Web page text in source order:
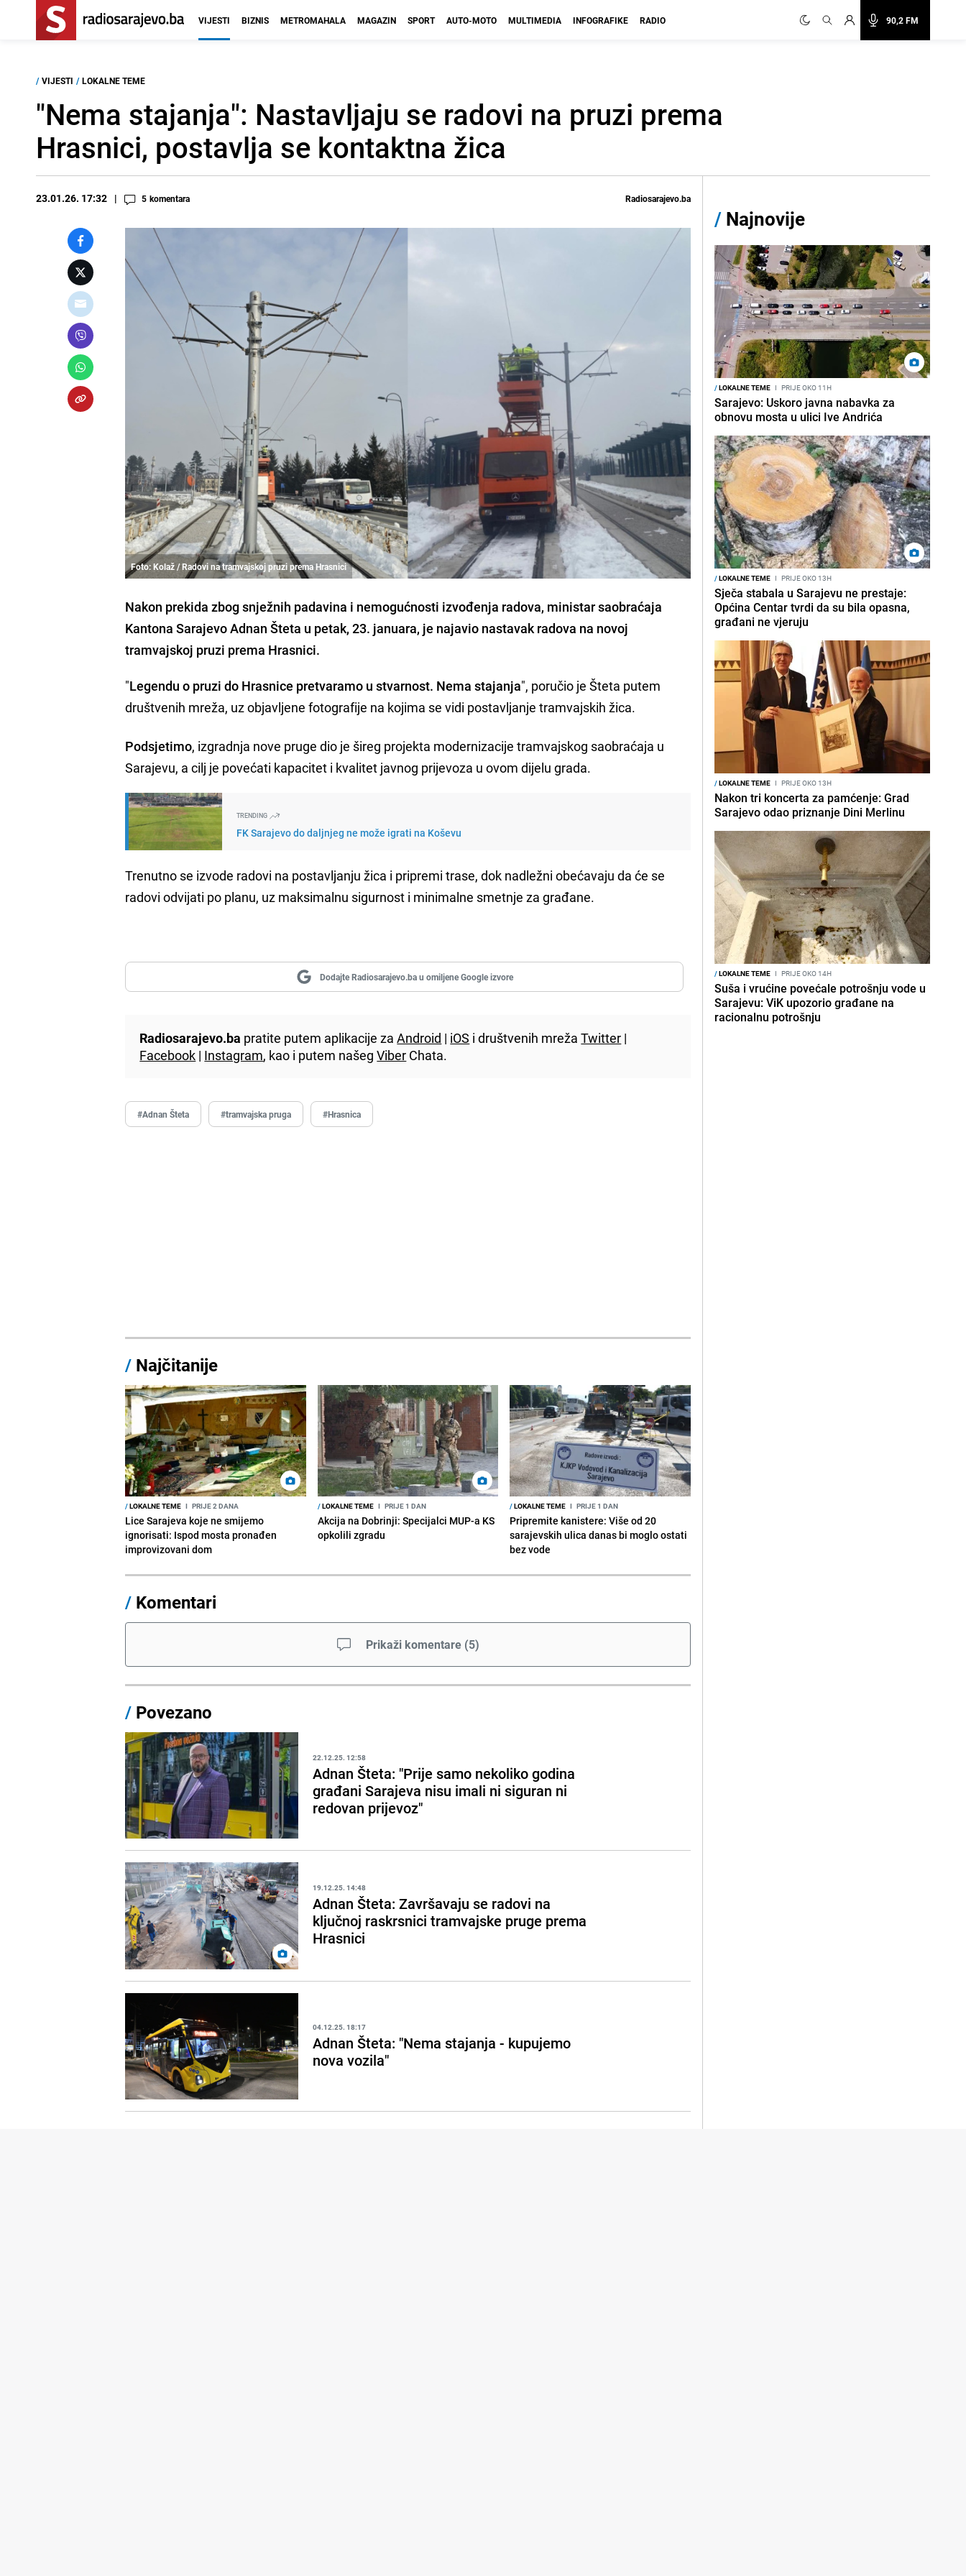
90,2 FM
VIJESTI BIZNIS METROMAHALA MAGAZIN SPORT AUTO-MOTO MULTIMEDIA INFOGRAFIKE RADIO
/ VIJESTI / LOKALNE TEME
"Nema stajanja": Nastavljaju se radovi na pruzi prema
Hrasnici, postavlja se kontaktna žica
23.01.26. 17:32 5 komentara Radiosarajevo.ba
Foto: Kolaž / Radovi na tramvajskoj pruzi prema Hrasnici
Nakon prekida zbog snježnih padavina i nemogućnosti izvođenja radova, ministar saobraćaja
Kantona Sarajevo Adnan Šteta u petak, 23. januara, je najavio nastavak radova na novoj
tramvajskoj pruzi prema Hrasnici.
"Legendu o pruzi do Hrasnice pretvaramo u stvarnost. Nema stajanja", poručio je Šteta putem
društvenih mreža, uz objavljene fotografije na kojima se vidi postavljanje tramvajskih žica.
Podsjetimo, izgradnja nove pruge dio je šireg projekta modernizacije tramvajskog saobraćaja u
Sarajevu, a cilj je povećati kapacitet i kvalitet javnog prijevoza u ovom dijelu grada.
TRENDING
FK Sarajevo do daljnjeg ne može igrati na Koševu
Trenutno se izvode radovi na postavljanju žica i pripremi trase, dok nadležni obećavaju da će se
radovi odvijati po planu, uz maksimalnu sigurnost i minimalne smetnje za građane.
Dodajte Radiosarajevo.ba u omiljene Google izvore
Radiosarajevo.ba pratite putem aplikacije zaAndroid | iOS i društvenih mrežaTwitter |
Facebook | Instagram, kao i putem našegViber Chata.
#Adnan Šteta #tramvajska pruga #Hrasnica
/ Najčitanije
/LOKALNE TEME I PRIJE 2 DANA
Lice Sarajeva koje ne smijemo
ignorisati: Ispod mosta pronađen
improvizovani dom
/LOKALNE TEME I PRIJE 1 DAN
Akcija na Dobrinji: Specijalci MUP-a KS
opkolili zgradu
/LOKALNE TEME I PRIJE 1 DAN
Pripremite kanistere: Više od 20
sarajevskih ulica danas bi moglo ostati
bez vode
/ Komentari
Prikaži komentare (5)
/ Povezano
22.12.25. 12:58
Adnan Šteta: "Prije samo nekoliko godina
građani Sarajeva nisu imali ni siguran ni
redovan prijevoz"
19.12.25. 14:48
Adnan Šteta: Završavaju se radovi na
ključnoj raskrsnici tramvajske pruge prema
Hrasnici
04.12.25. 18:17
Adnan Šteta: "Nema stajanja - kupujemo
nova vozila"
/ Najnovije
/LOKALNE TEME I PRIJE OKO 11H
Sarajevo: Uskoro javna nabavka za
obnovu mosta u ulici Ive Andrića
/LOKALNE TEME I PRIJE OKO 13H
Sječa stabala u Sarajevu ne prestaje:
Općina Centar tvrdi da su bila opasna,
građani ne vjeruju
/LOKALNE TEME I PRIJE OKO 13H
Nakon tri koncerta za pamćenje: Grad
Sarajevo odao priznanje Dini Merlinu
/LOKALNE TEME I PRIJE OKO 14H
Suša i vrućine povećale potrošnju vode u
Sarajevu: ViK upozorio građane na
racionalnu potrošnju